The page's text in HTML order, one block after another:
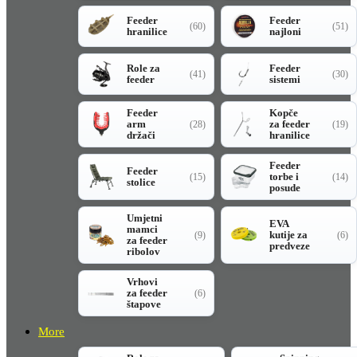
Feeder
hranilice
(60)
Feeder
najloni
(51)
Role za
feeder
(41)
Feeder
sistemi
(30)
Feeder
arm
držači
(28)
Kopče
za feeder
hranilice
(19)
Feeder
stolice
(15)
Feeder
torbe i
posude
(14)
Umjetni
mamci
za feeder
ribolov
(9)
EVA
kutije za
predveze
(6)
Vrhovi
za feeder
štapove
(6)
More